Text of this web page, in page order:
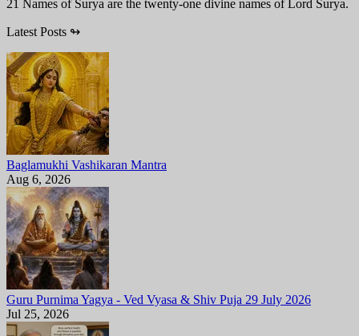
21 Names of Surya are the twenty-one divine names of Lord Surya.
Latest Posts ↬
Baglamukhi Vashikaran Mantra
Aug 6, 2026
Guru Purnima Yagya - Ved Vyasa & Shiv Puja 29 July 2026
Jul 25, 2026